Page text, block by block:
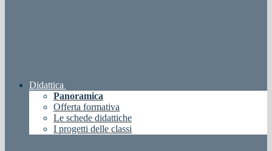
Didattica
Panoramica
Offerta formativa
Le schede didattiche
I progetti delle classi